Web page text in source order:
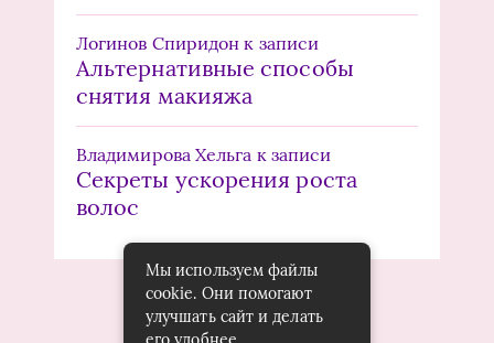
Логинов Спиридон к записи
Альтернативные способы
снятия макияжа
Владимирова Хельга к записи
Секреты ускорения роста
волос
Мы используем файлы
cookie. Они помогают
улучшать сайт и делать